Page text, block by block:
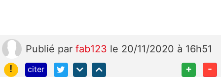
Publié par fab123 le 20/11/2020 à 16h51
!
citer + -